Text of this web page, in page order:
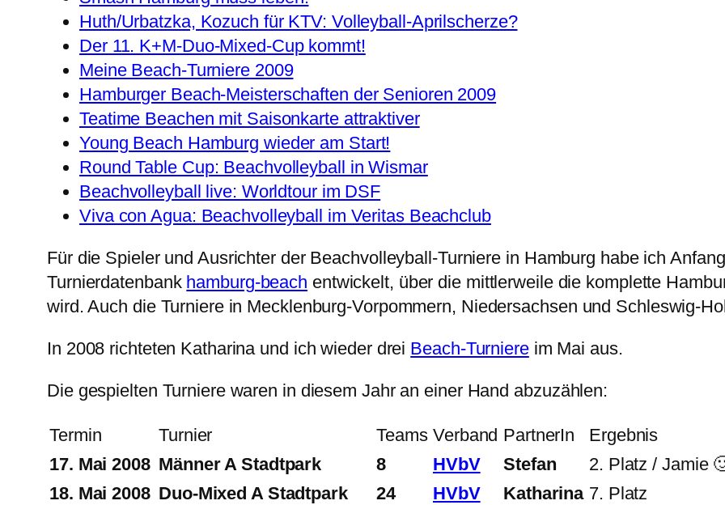
Huth/Urbatzka, Kozuch für KTV: Volleyball-Aprilscherze?
Der 11. K+M-Duo-Mixed-Cup kommt!
Meine Beach-Turniere 2009
Hamburger Beach-Meisterschaften der Senioren 2009
Teatime Beachen mit Saisonkarte attraktiver
Young Beach Hamburg wieder am Start!
Round Table Cup: Beachvolleyball in Wismar
Beachvolleyball live: Worldtour im DSF
Viva con Agua: Beachvolleyball im Veritas Beachclub
Für die Spieler und Ausrichter der Beachvolleyball-Turniere in Hamburg habe ich
Turnierdatenbank hamburg-beach entwickelt, über die mittlerweile die komplette
wird. Auch die Turniere in Mecklenburg-Vorpommern, Niedersachsen und Schleswig-
In 2008 richteten Katharina und ich wieder drei Beach-Turniereim Mai aus.
Die gespielten Turniere waren in diesem Jahr an einer Hand abzuzählen:
Termin Turnier Teams Verband PartnerIn
Ergebnis
17. Mai 2008 Männer A Stadtpark 8 HVbV Stefan
2. Platz / Jamie
18. Mai 2008 Duo-Mixed A Stadtpark 24 HVbV Katharina 7. Platz